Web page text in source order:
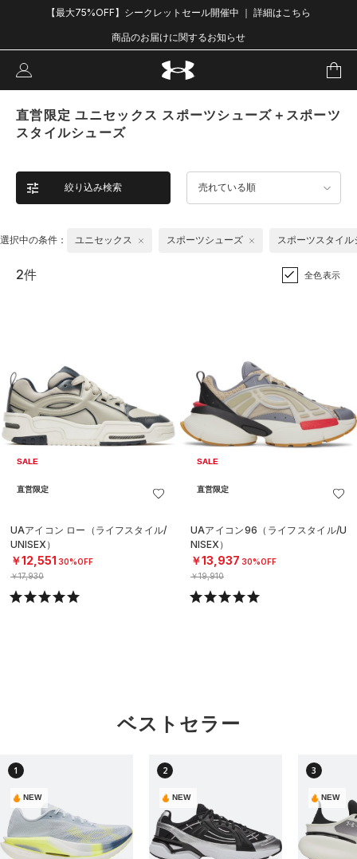
【最大75%OFF】シークレットセール開催中 ｜ 詳細はこちら
商品のお届けに関するお知らせ
直営限定 ユニセックス スポーツシューズ＋スポーツ
スタイルシューズ
絞り込み検索 売れている順
選択中の条件： ユニセックス スポーツシューズ スポーツスタイル
2件 全色表示
SALE
直営限定
UAアイコン ロー（ライフスタイル/
UNISEX）
￥12,551 30%OFF
￥17,930
SALE
直営限定
UAアイコン96（ライフスタイル/U
NISEX）
￥13,937 30%OFF
￥19,910
ベストセラー
1
NEW
2
NEW
3
NEW